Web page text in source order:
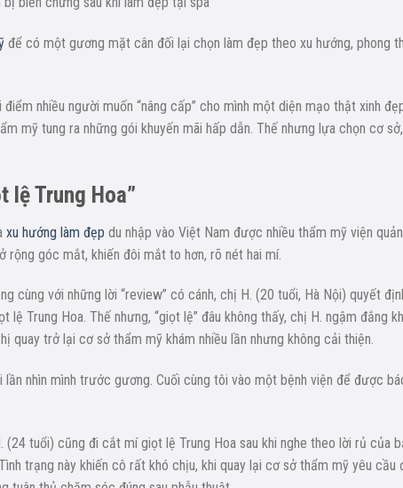
để có một gương mặt cân đối lại chọn làm đẹp theo xu hướng, phong
nhiều người muốn “nâng cấp” cho mình một diện mạo thật xinh
mỹ tung ra những gói khuyến mãi hấp dẫn. Thế nhưng lựa chọn cơ
lệ Trung Hoa”
xu hướng làm đẹp du nhập vào Việt Nam được nhiều thẩm mỹ viện
rộng góc mắt, khiến đôi mắt to hơn, rõ nét hai mí.
cùng với những lời “review” có cánh, chị H. (20 tuổi, Hà Nội) quyết
lệ Trung Hoa. Thế nhưng, “giọt lệ” đâu không thấy, chị H. ngậm đắng
quay trở lại cơ sở thẩm mỹ khám nhiều lần nhưng không cải thiện.
lần nhìn mình trước gương. Cuối cùng tôi vào một bệnh viện để được
tuổi) cũng đi cắt mí giọt lệ Trung Hoa sau khi nghe theo lời rủ của
trạng này khiến cô rất khó chịu, khi quay lại cơ sở thẩm mỹ yêu cầu